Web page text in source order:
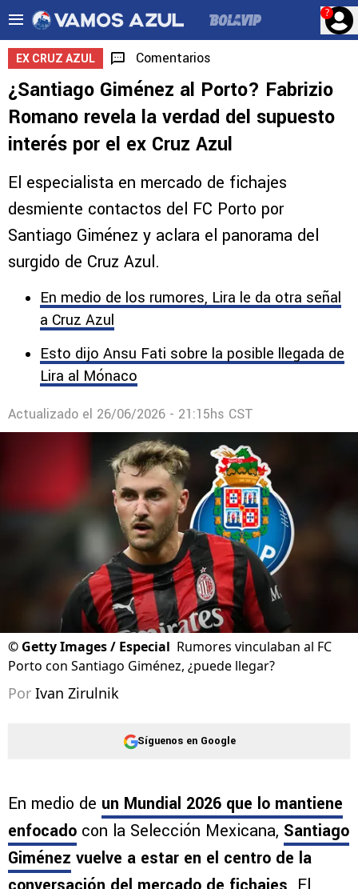
?
EX CRUZ AZUL Comentarios
¿Santiago Giménez al Porto? Fabrizio
Romano revela la verdad del supuesto
interés por el ex Cruz Azul
El especialista en mercado de fichajes
desmiente contactos del FC Porto por
Santiago Giménez y aclara el panorama del
surgido de Cruz Azul.
En medio de los rumores, Lira le da otra señal
a Cruz Azul
Esto dijo Ansu Fati sobre la posible llegada de
Lira al Mónaco
Actualizado el 26/06/2026 - 21:15hs CST
© Getty Images / Especial Rumores vinculaban al FC
Porto con Santiago Giménez, ¿puede llegar?
Por Ivan Zirulnik
Síguenos en Google
En medio de un Mundial 2026 que lo mantiene
enfocado con la Selección Mexicana, Santiago
Giménez vuelve a estar en el centro de la